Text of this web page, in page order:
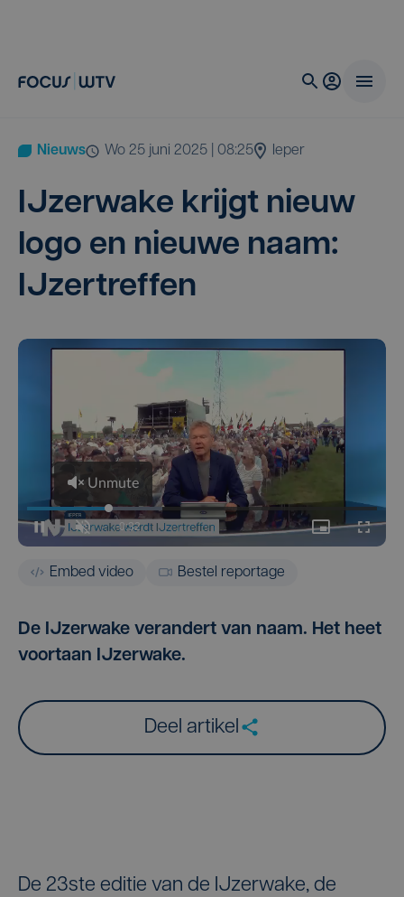
Nieuws wo 25 juni 2025 | 08:25 Ieper
IJzer­wa­ke krijgt nieuw
logo en nieu­we naam:
IJzertreffen
Embed video Bestel reportage
De IJzerwake verandert van naam. Het heet
voortaan IJzerwake.
Deel artikel
De 23ste editie van de IJzerwake, de